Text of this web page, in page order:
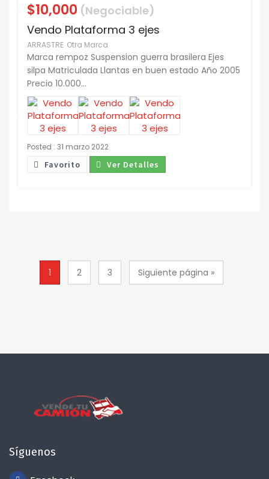
$10,000 (Negociable)
Vendo Plataforma 3 ejes
ARRASTRE Otra Marca
Marca rempoz Suspension guerra brasilera Ejes
silpa Matriculada Llantas en buen estado Año 2005
Precio 10.000...
Posted : 31 marzo 2022
Favorito Ver Detalles
1 2 3 Siguiente página »
Síguenos